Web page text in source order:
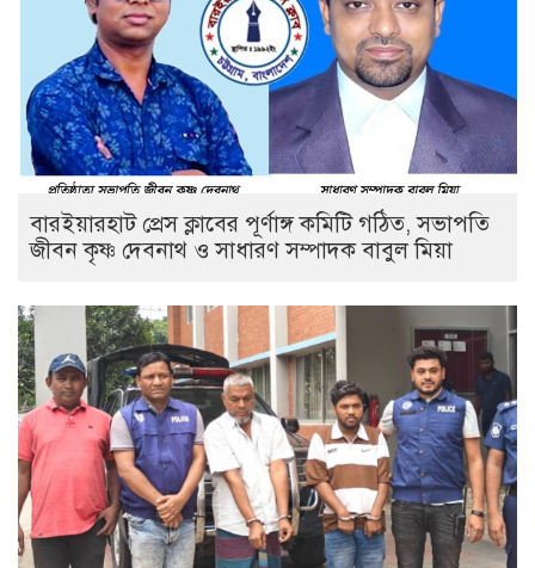
বারইয়ারহাট প্রেস ক্লাবের পূর্ণাঙ্গ কমিটি গঠিত, সভাপতি
জীবন কৃষ্ণ দেবনাথ ও সাধারণ সম্পাদক বাবুল মিয়া